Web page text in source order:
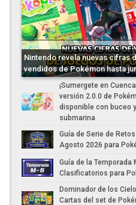
Nintendo revela nuevas cifras
vendidos de Pokémon hasta
¡Sumergete en
versión 2.0.0 de
disponible con buceo
submarina
Guía de Serie de
Agosto 2026 para
Guía de la Temporada
Clasificatorios para
Dominador de los
Cartas del set de